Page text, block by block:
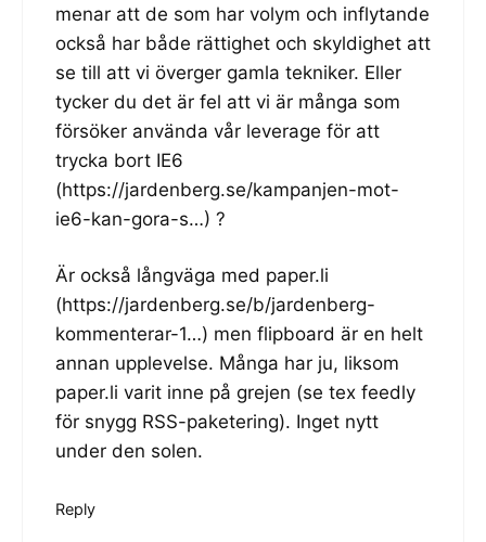
menar att de som har volym och inflytande
också har både rättighet och skyldighet att
se till att vi överger gamla tekniker. Eller
tycker du det är fel att vi är många som
försöker använda vår leverage för att
trycka bort IE6
(https://jardenberg.se/kampanjen-mot-
ie6-kan-gora-s…) ?
Är också långväga med paper.li
(https://jardenberg.se/b/jardenberg-
kommenterar-1…) men flipboard är en helt
annan upplevelse. Många har ju, liksom
paper.li varit inne på grejen (se tex feedly
för snygg RSS-paketering). Inget nytt
under den solen.
Reply